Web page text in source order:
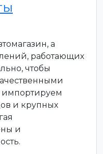
а
работающих
чтобы
импортируем
и крупных
и